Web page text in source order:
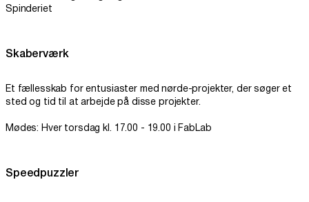
Spinderiet
Skaberværk
Et fællesskab for entusiaster med nørde-projekter, der søger et
sted og tid til at arbejde på disse projekter.
Mødes: Hver torsdag kl. 17.00 - 19.00 i FabLab
Speedpuzzler